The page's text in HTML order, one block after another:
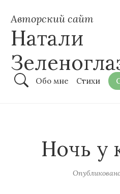
Авторский сайт
Натали
Обо мне Стихи
Ночь у